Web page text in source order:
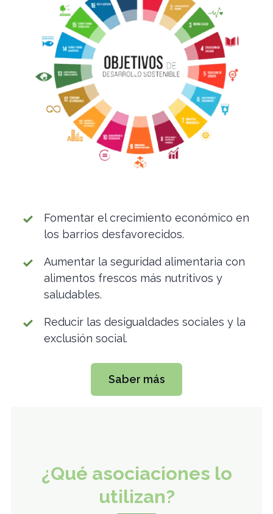
Fomentar el crecimiento económico en
los barrios desfavorecidos.
Aumentar la seguridad alimentaria con
alimentos frescos más nutritivos y
saludables.
Reducir las desigualdades sociales y la
exclusión social.
Saber más
¿Qué asociaciones lo
utilizan?